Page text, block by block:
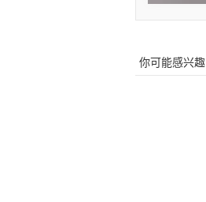
你可能感兴趣